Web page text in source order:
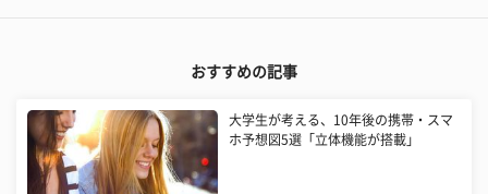
おすすめの記事
大学生が考える、10年後の携帯・スマ
ホ予想図5選「立体機能が搭載」